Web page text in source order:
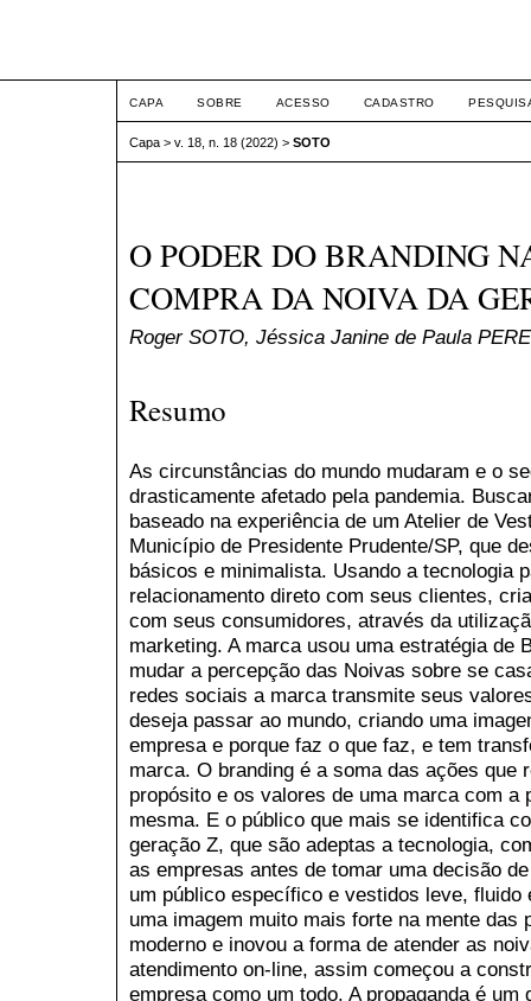
CAPA SOBRE ACESSO CADASTRO
Capa > v. 18, n. 18 (2022) > SOTO
O PODER DO BRANDING
COMPRA DA NOIVA DA
Roger SOTO, Jéssica Janine de Paula
Resumo
As circunstâncias do mundo mudaram e o
drasticamente afetado pela pandemia.
baseado na experiência de um Atelier de
Município de Presidente Prudente/SP, que
básicos e minimalista. Usando a tecnologia
relacionamento direto com seus clientes,
com seus consumidores, através da
marketing. A marca usou uma estratégia de
mudar a percepção das Noivas sobre se
redes sociais a marca transmite seus
deseja passar ao mundo, criando uma
empresa e porque faz o que faz, e tem
marca. O branding é a soma das ações que
propósito e os valores de uma marca com a
mesma. E o público que mais se identifica
geração Z, que são adeptas a tecnologia,
as empresas antes de tomar uma decisão
um público específico e vestidos leve, fluido
uma imagem muito mais forte na mente
moderno e inovou a forma de atender as
atendimento on-line, assim começou a
empresa como um todo. A propaganda é